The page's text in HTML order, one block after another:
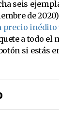
seis
de
precio inédito
a todo el
si estás